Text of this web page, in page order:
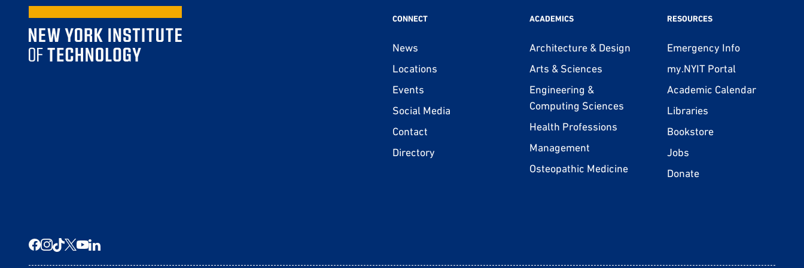
CONNECT
News
Locations
Events
Social Media
Contact
Directory
ACADEMICS
Architecture & Design
Arts & Sciences
Engineering &
Computing Sciences
Health Professions
Management
Osteopathic Medicine
RESOURCES
Emergency Info
my.NYIT Portal
Academic Calendar
Libraries
Bookstore
Jobs
Donate